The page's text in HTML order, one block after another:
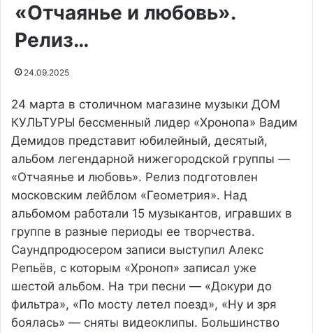
«Отчаянье и любовь».
Релиз…
24.09.2025
24 марта в столичном магазине музыки ДОМ
КУЛЬТУРЫ бессменный лидер «Хронопа» Вадим
Демидов представит юбилейный, десятый,
альбом легендарной нижегородской группы —
«Отчаянье и любовь». Релиз подготовлен
московским лейблом «Геометрия». Над
альбомом работали 15 музыкантов, игравших в
группе в разные периоды ее творчества.
Саундпродюсером записи выступил Алекс
Репьёв, с которым «Хроноп» записал уже
шестой альбом. На три песни — «Докури до
фильтра», «По мосту летел поезд», «Ну и зря
боялась» — сняты видеоклипы. Большинство